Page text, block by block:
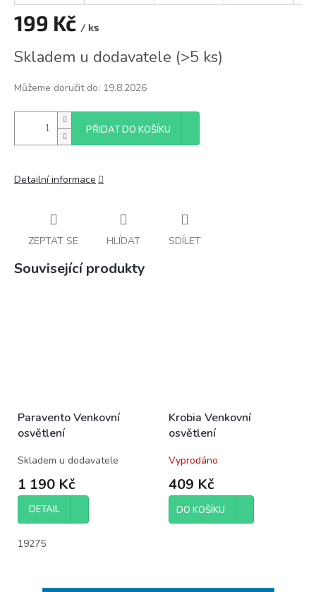
199 Kč / ks
cena:
Skladem u dodavatele (>5 ks)
Můžeme doručit do: 19.8.2026
PŘIDAT DO KOŠÍKU
Detailní informace
ZEPTAT SE HLÍDAT SDÍLET
Související produkty
Paravento Venkovní
osvětlení
Skladem u dodavatele
1 190 Kč
DETAIL
19275
Krobia Venkovní
osvětlení
Vyprodáno
409 Kč
DO KOŠÍKU